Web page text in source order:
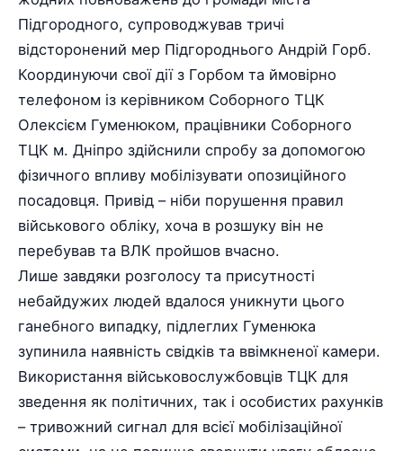
Підгородного, супроводжував тричі
відсторонений мер Підгороднього Андрій Горб.
Координуючи свої дії з Горбом та ймовірно
телефоном із керівником Соборного ТЦК
Олексієм Гуменюком, працівники Соборного
ТЦК м. Дніпро здійснили спробу за допомогою
фізичного впливу мобілізувати опозиційного
посадовця. Привід – ніби порушення правил
військового обліку, хоча в розшуку він не
перебував та ВЛК пройшов вчасно.
Лише завдяки розголосу та присутності
небайдужих людей вдалося уникнути цього
ганебного випадку, підлеглих Гуменюка
зупинила наявність свідків та ввімкненої камери.
Використання військовослужбовців ТЦК для
зведення як політичних, так і особистих рахунків
– тривожний сигнал для всієї мобілізаційної